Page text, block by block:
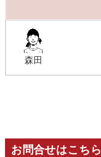
森田
お問合せはこちら